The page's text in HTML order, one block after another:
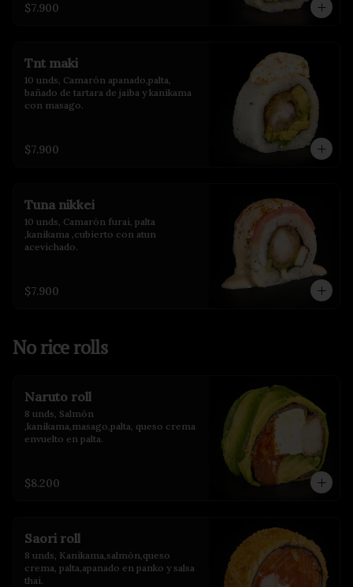
$7.900
Tnt maki
10 unds, Camarón apanado,palta,
bañado de tartara de jaiba y kanikama
con masago.
$7.900
Tuna nikkei
10 unds, Camarón furai, palta
,kanikama ,cubierto con atun
acevichado.
$7.900
No rice rolls
Naruto roll
8 unds, Salmón
,kanikama,masago,palta, queso crema
envuelto en palta.
$8.200
Saori roll
8 unds, Kanikama,salmón,queso
crema, palta,apanado en panko y salsa
thai.